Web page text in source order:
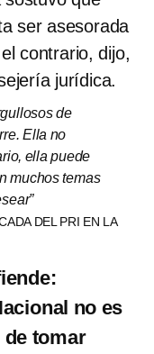
ser asesorada
contrario, dijo,
jurídica.
de
Ella no
ella puede
muchos temas
DEL PRI EN LA
no es
de tomar